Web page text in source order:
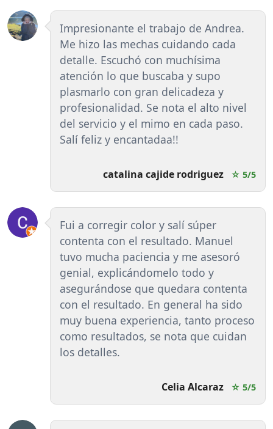
Impresionante el trabajo de Andrea.
Me hizo las mechas cuidando cada
detalle. Escuchó con muchísima
atención lo que buscaba y supo
plasmarlo con gran delicadeza y
profesionalidad. Se nota el alto nivel
del servicio y el mimo en cada paso.
Salí feliz y encantadaa!!
catalina cajide rodriguez ☆ 5/5
Fui a corregir color y salí súper
contenta con el resultado. Manuel
tuvo mucha paciencia y me asesoró
genial, explicándomelo todo y
asegurándose que quedara contenta
con el resultado. En general ha sido
muy buena experiencia, tanto proceso
como resultados, se nota que cuidan
los detalles.
Celia Alcaraz ☆ 5/5